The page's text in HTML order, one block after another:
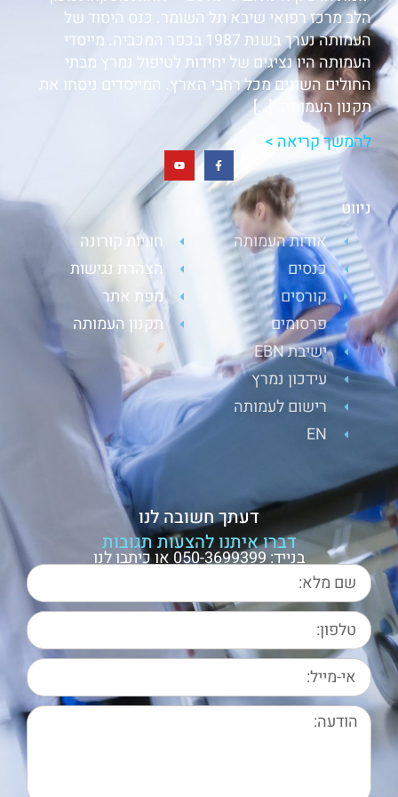
הלב מרכז רפואי שיבא תל השומר. כנס היסוד של
העמותה נערך בשנת 1987 בכפר המכביה. מייסדי
העמותה היו נציגים של יחידות לטיפול נמרץ מבתי
החולים השונים מכל רחבי הארץ. המייסדים ניסחו את
תקנון העמותה. […]
להמשך קריאה >
ניווט
אודות העמותה
כנסים
קורסים
פרסומים
ישיבת EBN
עידכון נמרץ
רישום לעמותה
EN
חוויות קורונה
הצהרת נגישות
מפת אתר
תקנון העמותה
דעתך חשובה לנו
דברו איתנו להצעות תגובות
בנייד: 050-3699399 או כיתבו לנו